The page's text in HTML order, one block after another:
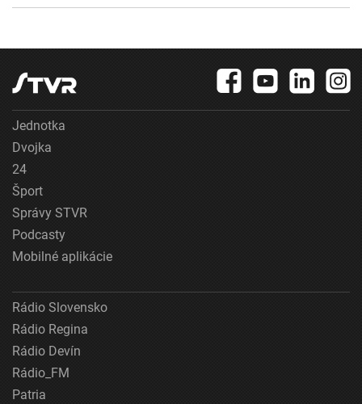
Jednotka
Dvojka
24
Šport
Správy STVR
Podcasty
Mobilné aplikácie
Rádio Slovensko
Rádio Regina
Rádio Devín
Rádio_FM
Patria